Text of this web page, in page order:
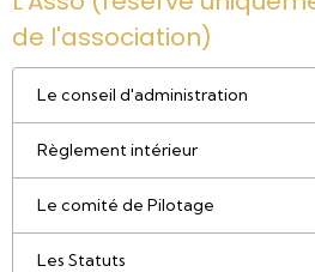
de l'association)
Le conseil d'administration
Règlement intérieur
Le comité de Pilotage
Les Statuts